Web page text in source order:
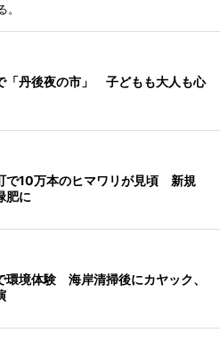
「丹後夜の市」 子どもも大人も心
で10万本のヒマワリが見頃 新規
肥に
環境体験 海岸清掃後にカヤック、